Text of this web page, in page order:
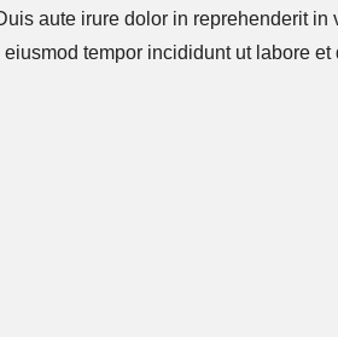
aute irure dolor in reprehenderit
tempor incididunt ut labore